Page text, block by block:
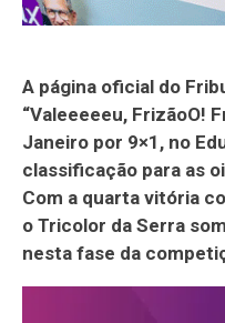
A página oficial do
“Valeeeeeu, FrizãoO!
Janeiro por 9×1, no
classificação para as
Com a quarta vitória
o Tricolor da Serra
nesta fase da